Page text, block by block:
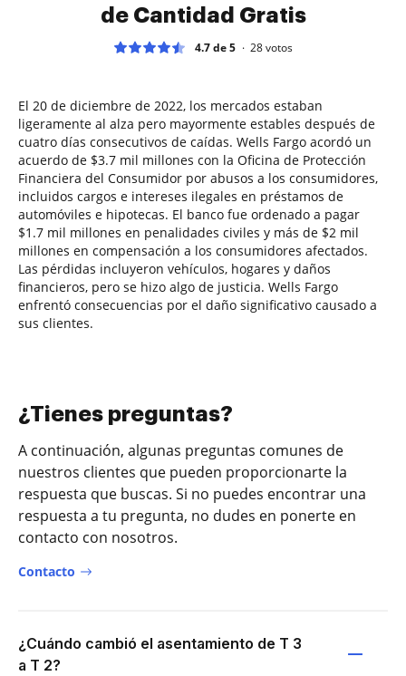
de Cantidad Gratis
4.7 de 5 28votos
El 20 de diciembre de 2022, los mercados estaban
ligeramente al alza pero mayormente estables después de
cuatro días consecutivos de caídas. Wells Fargo acordó un
acuerdo de $3.7 mil millones con la Oficina de Protección
Financiera del Consumidor por abusos a los consumidores,
incluidos cargos e intereses ilegales en préstamos de
automóviles e hipotecas. El banco fue ordenado a pagar
$1.7 mil millones en penalidades civiles y más de $2 mil
millones en compensación a los consumidores afectados.
Las pérdidas incluyeron vehículos, hogares y daños
financieros, pero se hizo algo de justicia. Wells Fargo
enfrentó consecuencias por el daño significativo causado a
sus clientes.
¿Tienes preguntas?
A continuación, algunas preguntas comunes de
nuestros clientes que pueden proporcionarte la
respuesta que buscas. Si no puedes encontrar una
respuesta a tu pregunta, no dudes en ponerte en
contacto con nosotros.
Contacto
¿Cuándo cambió el asentamiento de T 3
a T 2?